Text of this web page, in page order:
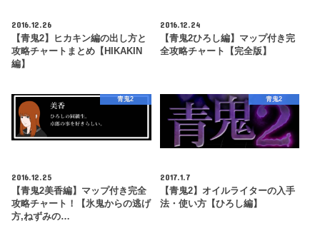
2016.12.26
【青鬼2】ヒカキン編の出し方と
攻略チャートまとめ【HIKAKIN
編】
2016.12.24
【青鬼2ひろし編】マップ付き完
全攻略チャート【完全版】
青鬼2
2016.12.25
【青鬼2美香編】マップ付き完全
攻略チャート！【氷鬼からの逃げ
方,ねずみの…
青鬼2
2017.1.7
【青鬼2】オイルライターの入手
法・使い方【ひろし編】